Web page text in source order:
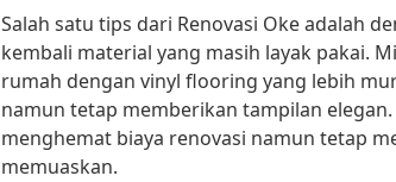
Salah satu tips dari Renovasi Oke adalah
kembali material yang masih layak pakai.
rumah dengan vinyl flooring yang lebih
namun tetap memberikan tampilan
menghemat biaya renovasi namun tetap
memuaskan.